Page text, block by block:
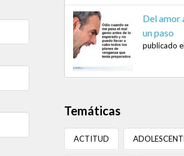
Del amor
un paso
publicado
Temáticas
ACTITUD